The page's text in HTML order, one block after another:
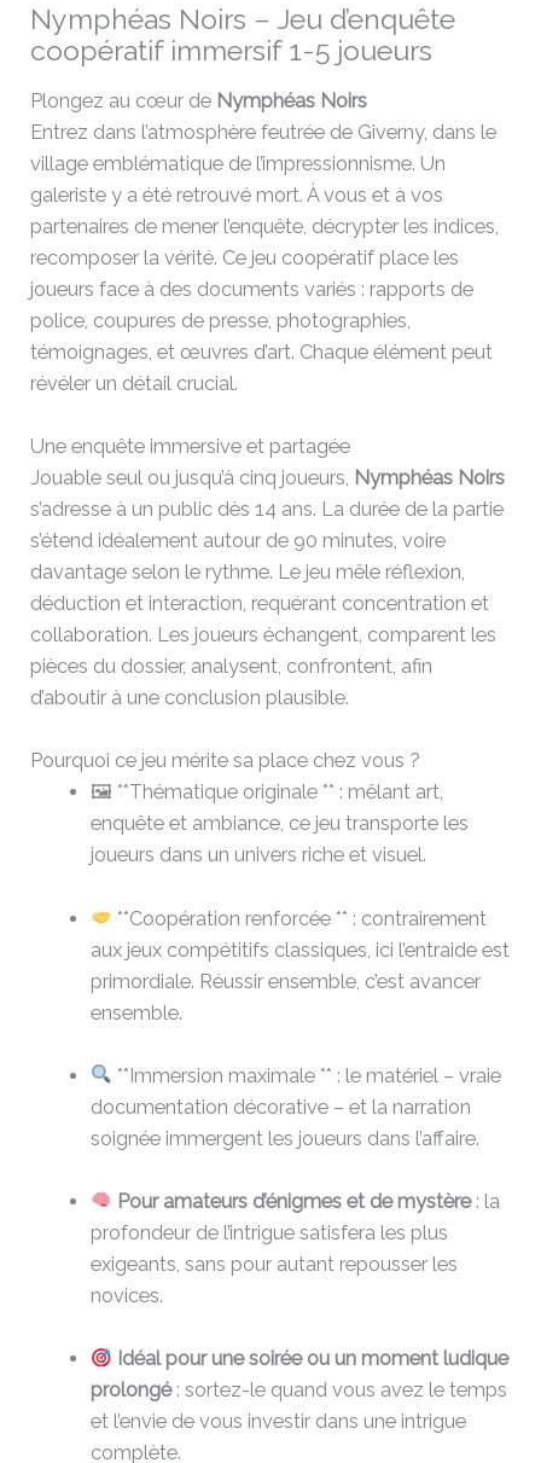
Nymphéas Noirs – Jeu d’enquête
coopératif immersif 1-5 joueurs
Plongez au cœur de Nymphéas Noirs
Entrez dans l’atmosphère feutrée de Giverny, dans le
village emblématique de l’impressionnisme. Un
galeriste y a été retrouvé mort. À vous et à vos
partenaires de mener l’enquête, décrypter les indices,
recomposer la vérité. Ce jeu coopératif place les
joueurs face à des documents variés : rapports de
police, coupures de presse, photographies,
témoignages, et œuvres d’art. Chaque élément peut
révéler un détail crucial.
Une enquête immersive et partagée
Jouable seul ou jusqu’à cinq joueurs, Nymphéas Noirs
s’adresse à un public dès 14 ans. La durée de la partie
s’étend idéalement autour de 90 minutes, voire
davantage selon le rythme. Le jeu mêle réflexion,
déduction et interaction, requérant concentration et
collaboration. Les joueurs échangent, comparent les
pièces du dossier, analysent, confrontent, afin
d’aboutir à une conclusion plausible.
Pourquoi ce jeu mérite sa place chez vous ?
🖼 **Thématique originale ** : mêlant art,
enquête et ambiance, ce jeu transporte les
joueurs dans un univers riche et visuel.
**Coopération renforcée ** : contrairement
aux jeux compétitifs classiques, ici l’entraide est
primordiale. Réussir ensemble, c’est avancer
ensemble.
**Immersion maximale ** : le matériel – vraie
documentation décorative – et la narration
soignée immergent les joueurs dans l’affaire.
Pour amateurs d’énigmes et de mystère: la
profondeur de l’intrigue satisfera les plus
exigeants, sans pour autant repousser les
novices.
Idéal pour une soirée ou un moment ludique
prolongé: sortez-le quand vous avez le temps
et l’envie de vous investir dans une intrigue
complète.